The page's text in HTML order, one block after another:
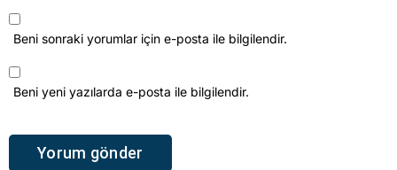
Beni sonraki yorumlar için e-posta ile bilgilendir.
Beni yeni yazılarda e-posta ile bilgilendir.